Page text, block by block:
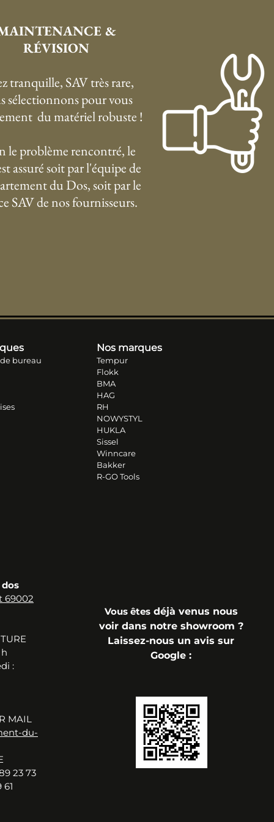
&
RÉVISION
tranquille, SAV très rare,
sélectionnons pour vous
du matériel robuste !
le problème rencontré, le
assuré soit par l'équipe de
du Dos, soit par le
SAV de nos fournisseurs.
bureau
Nos marques
Tempur
Flokk
BMA
HAG
RH
NOWYSTYL
HUKLA
Sissel
Winncare
Bakker
R-GO Tools
69002
:
MAIL
du-
23 73
Vous êtes déjà venus nous
voir dans notre showroom ?
Laissez-nous un avis sur
Google :